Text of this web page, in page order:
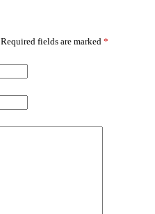
Required fields are marked *